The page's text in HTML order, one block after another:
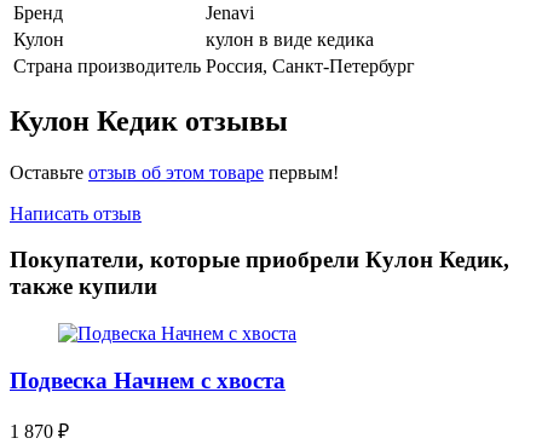
Бренд
Jenavi
Кулон
кулон в виде кедика
Страна производитель Россия, Санкт-Петербург
Кулон Кедик отзывы
Оставьте отзыв об этом товаре первым!
Написать отзыв
Покупатели, которые приобрели Кулон Кедик,
также купили
Подвеска Начнем с хвоста
1 870 ₽